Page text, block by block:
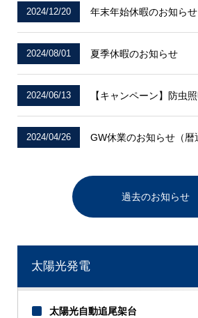
2024/12/20 年末年始休暇のお知らせ
2024/08/01 夏季休暇のお知らせ
2024/06/13
2024/04/26
過去のお知らせ
太陽光発電
太陽光自動追尾架台